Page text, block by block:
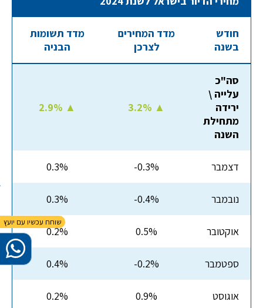
חודש
בשנה
מדד המחירים
לצרכן
מדד תשומות
הבניה
סה"כ
עלייה \
ירידה
מתחילת
השנה
3.2% ▲
2.9% ▲
דצמבר -0.3%
0.3%
נובמבר -0.4%
0.3%
אוקטובר 0.5%
0.2%
ספטמבר -0.2%
0.4%
אוגוסט 0.9%
0.2%